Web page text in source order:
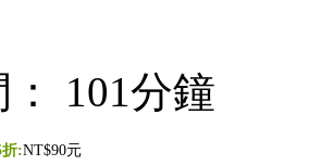
101分鐘
折:NT$90元